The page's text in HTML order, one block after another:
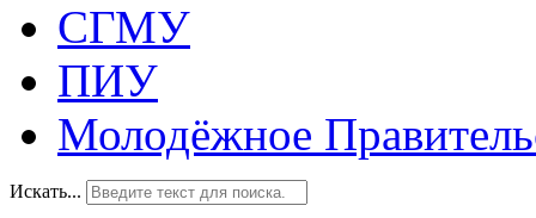
СГМУ
ПИУ
Молодёжное
Искать...